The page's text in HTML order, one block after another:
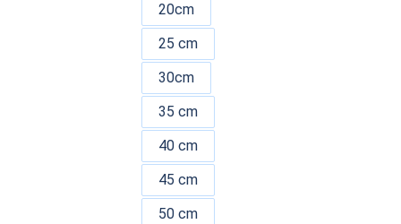
20cm
25 cm
30cm
35 cm
40 cm
45 cm
50 cm